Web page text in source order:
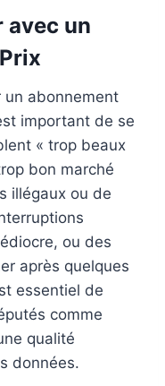
avec un
abonnement
important de se
« trop beaux
bon marché
illégaux ou de
ou des
après quelques
essentiel de
comme
qualité
données.